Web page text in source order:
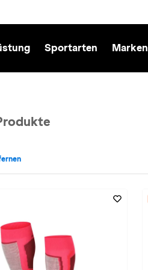
Sportarten Marken
Skilanglauf entfernen